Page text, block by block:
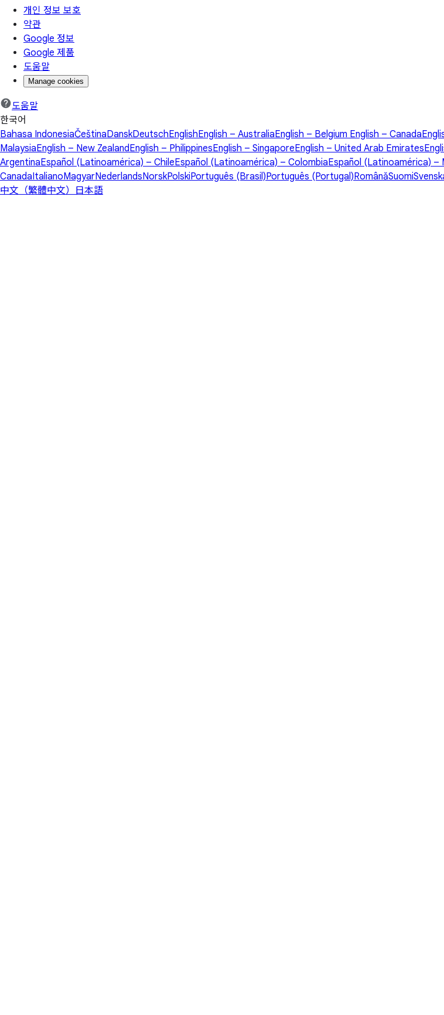
개인 정보 보호
약관
Google 정보
Google 제품
도움말
Manage cookies
도움말
한국어
Bahasa IndonesiaČeštinaDanskDeutschEnglishEnglish – AustraliaEnglish – Belgium English – Canada
MalaysiaEnglish – New ZealandEnglish – PhilippinesEnglish – SingaporeEnglish – United Arab Emirates
ArgentinaEspañol (Latinoamérica) – ChileEspañol (Latinoamérica) – ColombiaEspañol (Latinoamérica) –
CanadaItalianoMagyarNederlandsNorskPolskiPortuguês (Brasil)Português (Portugal)RomânăSuomi
中文（繁體中文） 日本語